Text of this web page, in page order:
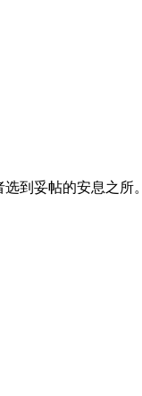
到妥帖的安息之所。